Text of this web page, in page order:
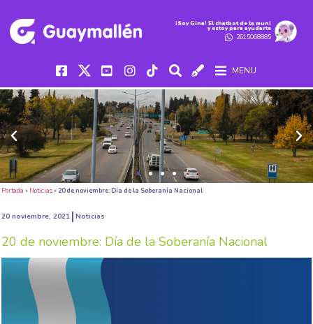
iSoy Gina! El chatbot de la muni
y estoy para ayudarte
2615068885
MENU
Portada » Noticias» 20 de noviembre: Día de la Soberanía Nacional
20 noviembre, 2021 Noticias
20 de noviembre: Día de la Soberanía Nacional